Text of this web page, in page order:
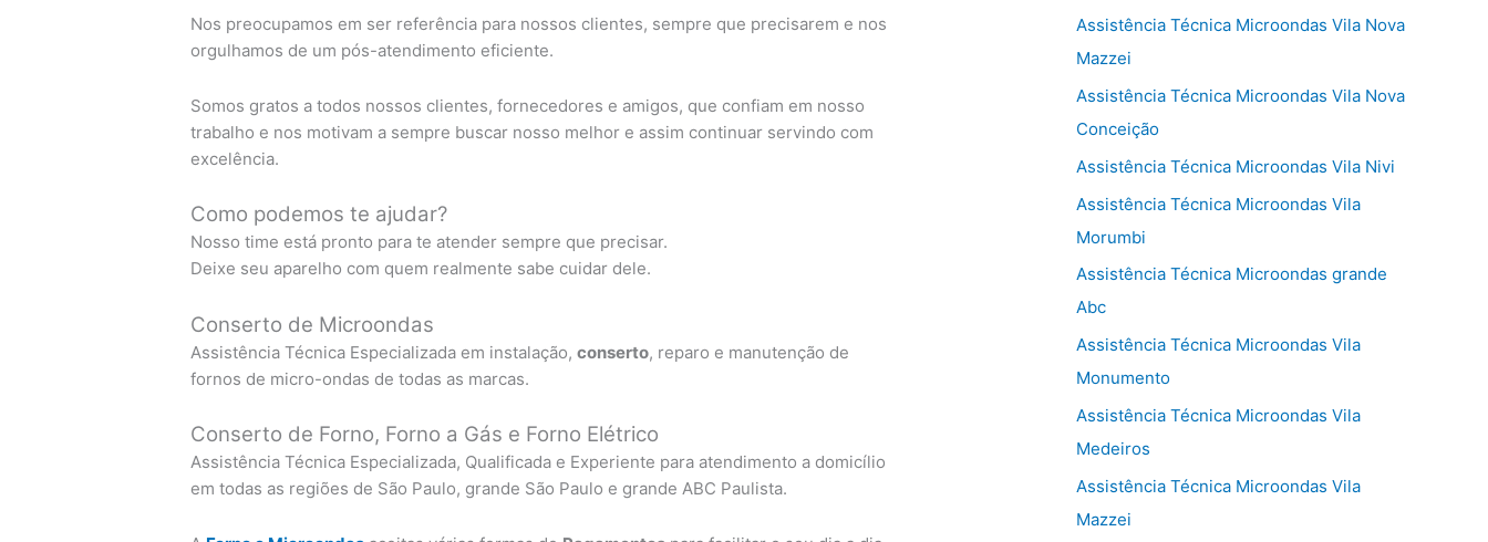
Nos preocupamos em ser referência para nossos clientes, sempre que precisarem e nos
orgulhamos de um pós-atendimento eficiente.
Somos gratos a todos nossos clientes, fornecedores e amigos, que confiam em nosso
trabalho e nos motivam a sempre buscar nosso melhor e assim continuar servindo com
excelência.
Como podemos te ajudar?
Nosso time está pronto para te atender sempre que precisar.
Deixe seu aparelho com quem realmente sabe cuidar dele.
Conserto de Microondas
Assistência Técnica Especializada em instalação,conserto, reparo e manutenção de
fornos de micro-ondas de todas as marcas.
Conserto de Forno, Forno a Gás e Forno Elétrico
Assistência Técnica Especializada, Qualificada e Experiente para atendimento a domicílio
em todas as regiões de São Paulo, grande São Paulo e grande ABC Paulista.
Assistência Técnica Microondas Vila Nova
Mazzei
Assistência Técnica Microondas Vila Nova
Conceição
Assistência Técnica Microondas Vila Nivi
Assistência Técnica Microondas Vila
Morumbi
Assistência Técnica Microondas grande
Abc
Assistência Técnica Microondas Vila
Monumento
Assistência Técnica Microondas Vila
Medeiros
Assistência Técnica Microondas Vila
Mazzei